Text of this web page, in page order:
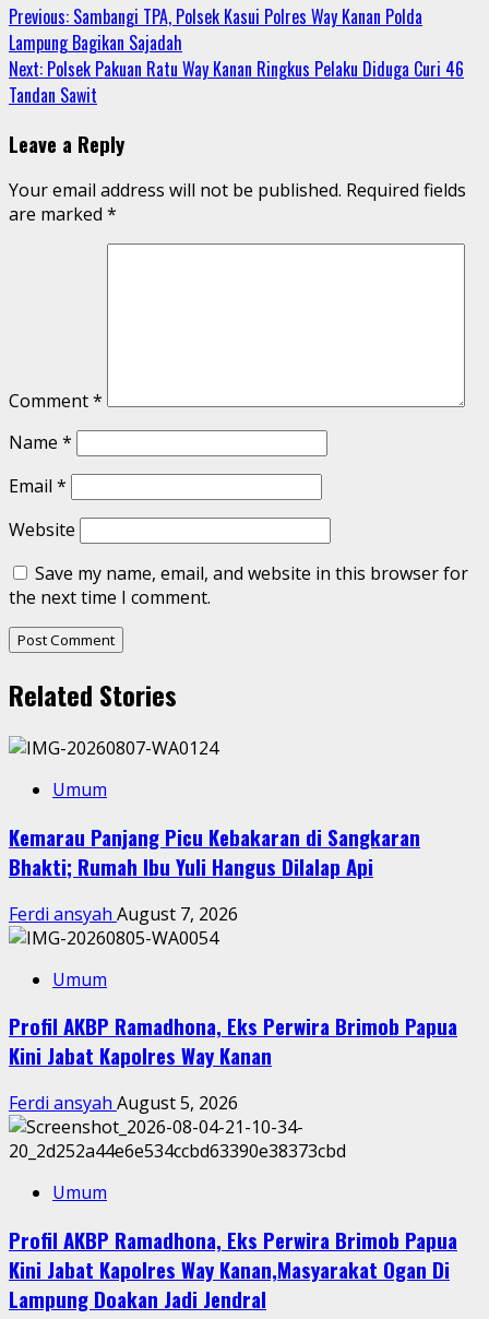
Continue
Reading
Previous: Sambangi TPA, Polsek Kasui Polres Way Kanan Polda
Lampung Bagikan Sajadah
Next: Polsek Pakuan Ratu Way Kanan Ringkus Pelaku Diduga Curi 46
Tandan Sawit
Leave a Reply
Your email address will not be published. Required fields
are marked *
Comment*
Name *
Email *
Website
Save my name, email, and website in this browser for
the next time I comment.
Related Stories
Umum
Kemarau Panjang Picu Kebakaran di Sangkaran
Bhakti; Rumah Ibu Yuli Hangus Dilalap Api
Ferdi ansyah August 7, 2026
Umum
Profil AKBP Ramadhona, Eks Perwira Brimob Papua
Kini Jabat Kapolres Way Kanan
Ferdi ansyah August 5, 2026
Umum
Profil AKBP Ramadhona, Eks Perwira Brimob Papua
Kini Jabat Kapolres Way Kanan,Masyarakat Ogan Di
Lampung Doakan Jadi Jendral